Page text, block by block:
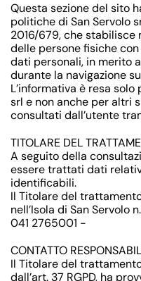
Questa sezione del sito
politiche di San Servolo
2016/679, che
delle persone fisiche
dati personali, in merito
durante la navigazione
L’informativa è resa
srl e non anche per altri
consultati dall’utente
TITOLARE DEL
A seguito della
essere trattati dati
identificabili.
Il Titolare del
nell’Isola di San Servolo
041 2765001 -
CONTATTO
Il Titolare del
dall’art. 37 RGPD, ha